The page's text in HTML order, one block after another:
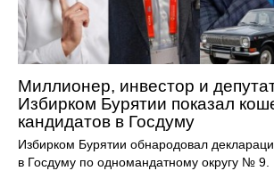
Миллионер, инвестор и
Избирком Бурятии показал
кандидатов в Госдуму
Избирком Бурятии обнародовал
в Госдуму по одномандатному округу № 9.